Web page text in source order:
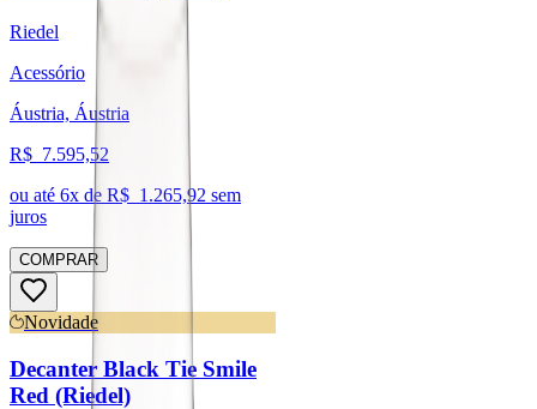
Riedel
Acessório
Áustria, Áustria
R$ 7.595,52
ou até 6x de R$ 1.265,92 sem
juros
COMPRAR
Novidade
Decanter Black Tie Smile
Red (Riedel)